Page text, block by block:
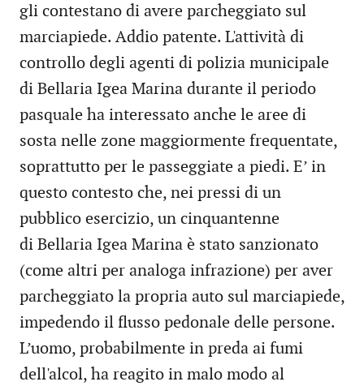
gli contestano di avere parcheggiato sul
marciapiede. Addio patente. L'attività di
controllo degli agenti di polizia municipale
di Bellaria Igea Marina durante il periodo
pasquale ha interessato anche le aree di
sosta nelle zone maggiormente frequentate,
soprattutto per le passeggiate a piedi. E’ in
questo contesto che, nei pressi di un
pubblico esercizio, un cinquantenne
di Bellaria Igea Marina è stato sanzionato
(come altri per analoga infrazione) per aver
parcheggiato la propria auto sul marciapiede,
impedendo il flusso pedonale delle persone.
L’uomo, probabilmente in preda ai fumi
dell'alcol, ha reagito in malo modo al